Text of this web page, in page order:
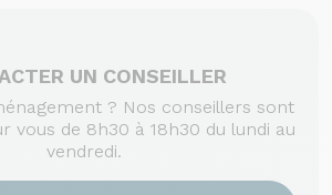
UN CONSEILLER
? Nos conseillers sont
vous de 8h30 à 18h30 du lundi au
vendredi.